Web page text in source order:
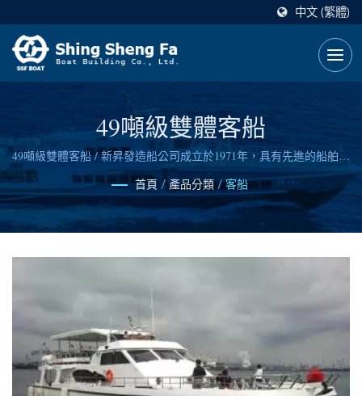
中文 (繁體)
49噸級雙體客船
49噸級雙體客船 / 新昇發造船公司成立於1971年，具有先進的船舶設
計能力與信賴可靠的造船技術。
首頁 / 產品分類 / 客船